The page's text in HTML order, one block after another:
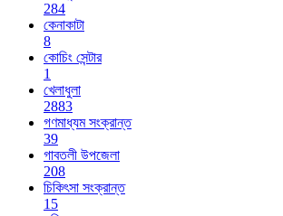
284
কেনাকাটা
8
কোচিং সেন্টার
1
খেলাধুলা
2883
গণমাধ্যম সংক্রান্ত
39
গাবতলী উপজেলা
208
চিকিৎসা সংক্রান্ত
15